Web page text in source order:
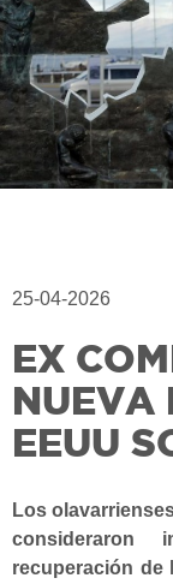
25-04-2026
EX
NUEVA
EEUU
Los
consideraron
recuperación de